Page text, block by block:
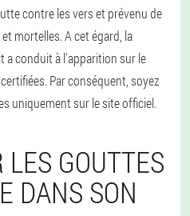
contre les vers et prévenu de
mortelles. A cet égard, la
a conduit à l'apparition sur le
Par conséquent, soyez
uniquement sur le site officiel.
GOUTTES
DANS SON